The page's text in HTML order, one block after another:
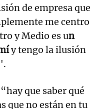
de empresa que
me centro
y Medio es un
y tengo la ilusión
que saber qué
que no están en tu